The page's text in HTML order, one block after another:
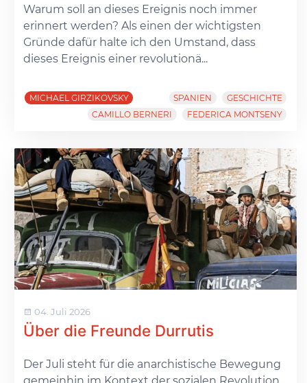
Warum soll an dieses Ereignis noch immer
erinnert werden? Als einen der wichtigsten
Gründe dafür halte ich den Umstand, dass
dieses Ereignis einer revolutionä...
MICHAEL GIRZIKOVSKY SPANIEN
GESCHICHTE
CAMILLO BERNERI
FEDERICA MONTSENY
04. Juli 2026
Über die Freunde Durrutis
Der Juli steht für die anarchistische Bewegung